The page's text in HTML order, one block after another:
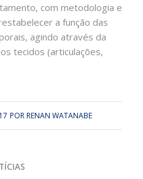
com metodologia e
a função das
agindo através da
tecidos (articulações,
PORRENAN WATANABE